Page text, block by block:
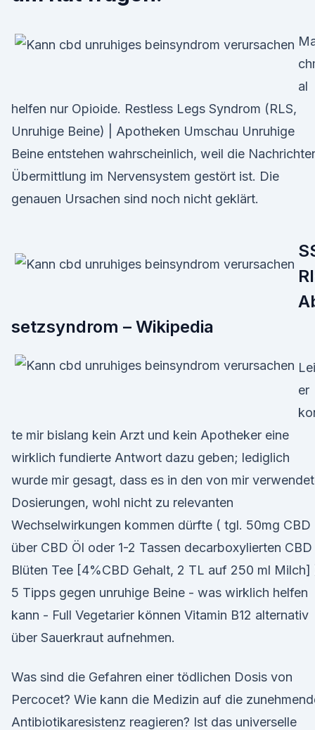
al
helfen nur Opioide. Restless Legs Syndrom (RLS,
Unruhige Beine) | Apotheken Umschau Unruhige
Beine entstehen wahrscheinlich, weil die
Übermittlung im Nervensystem gestört ist. Die
genauen Ursachen sind noch nicht geklärt.
setzsyndrom – Wikipedia
er
te mir bislang kein Arzt und kein Apotheker eine
wirklich fundierte Antwort dazu geben; lediglich
wurde mir gesagt, dass es in den von mir
Dosierungen, wohl nicht zu relevanten
Wechselwirkungen kommen dürfte ( tgl. 50mg CBD
über CBD Öl oder 1-2 Tassen decarboxylierten CBD
Blüten Tee [4%CBD Gehalt, 2 TL auf 250 ml Milch]
5 Tipps gegen unruhige Beine - was wirklich helfen
kann - Full Vegetarier können Vitamin B12 alternativ
über Sauerkraut aufnehmen.
Was sind die Gefahren einer tödlichen Dosis von
Percocet? Wie kann die Medizin auf die
Antibiotikaresistenz reagieren? Ist das universelle